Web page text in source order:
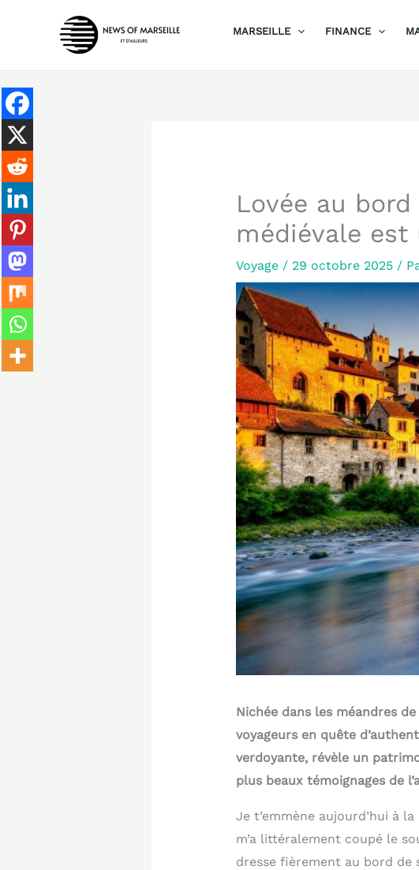
MARSEILLE FINANCE
Lovée au
médiévale
Voyage/ 29 octobre 2025 /
Nichée dans les méandres
voyageurs en quête
verdoyante, révèle un
plus beaux témoignages de
Je t’emmène aujourd’hui à
m’a littéralement coupé le
dresse fièrement au bord de